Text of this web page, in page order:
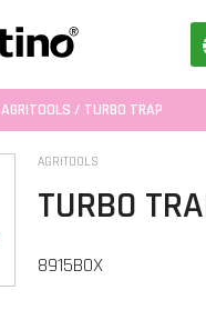
AGRITOOLS / TURBO TRAP
AGRITOOLS
TURBO
8915BOX